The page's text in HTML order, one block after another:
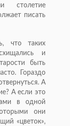
столетие
писать
что таких
и
быть
Гораздо
А
А если это
в одной
они
«цветок»,